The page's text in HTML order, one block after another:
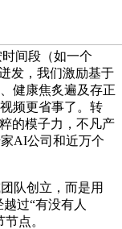
间段（如一个
发，我们激励基于
健康焦炙遍及存正
频更省事了。转
的模子力，不凡产
AI公司和近万个
队创立，而是用
过“有没有人
点。